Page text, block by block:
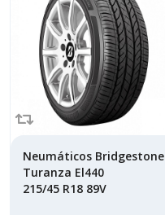
Neumáticos Bridgestone
Turanza El440
215/45 R18 89V